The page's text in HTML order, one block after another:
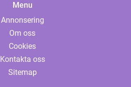
Menu
Annonsering
Om oss
Cookies
Kontakta oss
Sitemap